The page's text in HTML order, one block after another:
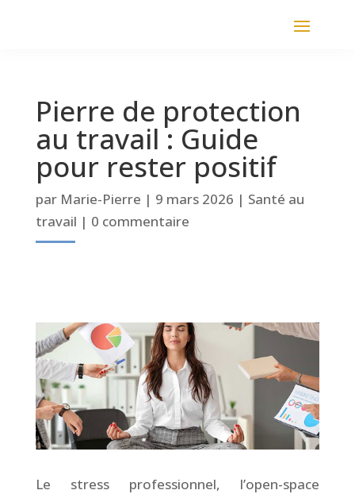
Pierre de protection
au travail : Guide
pour rester positif
par Marie-Pierre | 9 mars 2026 | Santé au
travail | 0 commentaire
Le stress professionnel, l’open-space